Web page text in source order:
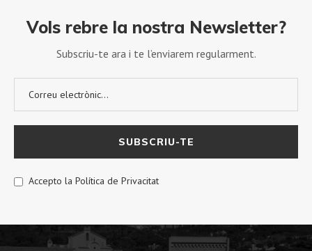
Vols rebre la nostra Newsletter?
Subscriu-te ara i te l’enviarem regularment.
Accepto la Política de Privacitat